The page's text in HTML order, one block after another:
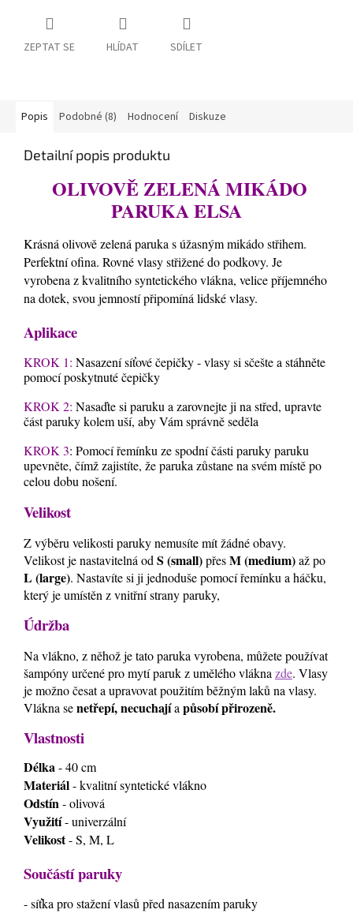
ZEPTAT SE HLÍDAT SDÍLET
Popis Podobné (8) Hodnocení Diskuze
Detailní popis produktu
OLIVOVĚ ZELENÁ MIKÁDO
PARUKA ELSA
Krásná olivově zelená paruka s úžasným mikádo střihem.
Perfektní ofina. Rovné vlasy střižené do podkovy. Je
vyrobena z kvalitního syntetického vlákna, velice příjemného
na dotek, svou jemností připomíná lidské vlasy.
Aplikace
KROK 1: Nasazení síťové čepičky - vlasy si sčešte a stáhněte
pomocí poskytnuté čepičky
KROK 2: Nasaďte si paruku a zarovnejte ji na střed, upravte
část paruky kolem uší, aby Vám správně seděla
KROK 3: Pomocí řemínku ze spodní části paruky paruku
upevněte, čímž zajistíte, že paruka zůstane na svém místě po
celou dobu nošení.
Velikost
Z výběru velikosti paruky nemusíte mít žádné obavy.
Velikost je nastavitelná od S (small)přesM (medium)až po
L (large). Nastavíte si ji jednoduše pomocí řemínku a háčku,
který je umístěn z vnitřní strany paruky,
Údržba
Na vlákno, z něhož je tato paruka vyrobena, můžete používat
šampóny určené pro mytí paruk z umělého vláknazde. Vlasy
je možno česat a upravovat použitím běžným laků na vlasy.
Vlákna senetřepí, necuchajíapůsobí přirozeně.
Vlastnosti
Délka- 40 cm
Materiál- kvalitní syntetické vlákno
Odstín- olivová
Využití- univerzální
Velikost- S, M, L
Součástí paruky
- síťka pro stažení vlasů před nasazením paruky